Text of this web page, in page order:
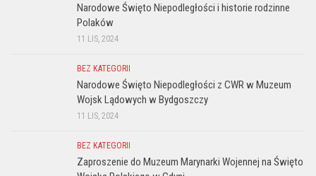
Narodowe Święto Niepodległości i historie rodzinne
Polaków
11 LIS, 2024
BEZ KATEGORII
Narodowe Święto Niepodległości z CWR w Muzeum
Wojsk Lądowych w Bydgoszczy
11 LIS, 2024
BEZ KATEGORII
Zaproszenie do Muzeum Marynarki Wojennej na Święto